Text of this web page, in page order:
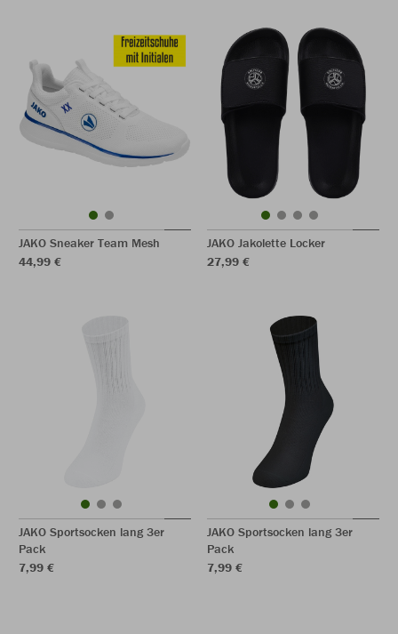
JAKO Sneaker Team Mesh
44,99 €
JAKO Jakolette Locker
27,99 €
JAKO Sportsocken lang 3er
Pack
7,99 €
JAKO Sportsocken lang 3er
Pack
7,99 €